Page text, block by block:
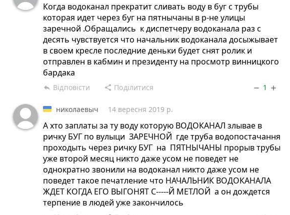
Когда водоканал прекратит сливать воду в буг с трубы
которая идет через буг на пятнычаны в р-не улицы
заречной .Обращались к диспетчеру водоканала раз с
десять чувствуется что начальник водоканала досыжывает
в своем кресле последние деньки будет снят ролик и
отправлен в кабмин и президенту на просмотр винницкого
бардака
reply Відповісти share Поділитися remove 1 add
николаевыч 14 вересня 2019 р.
А хто заплаты за ту воду которую ВОДОКАНАЛ злывае в
ричку БУГ по вулыци ЗАРЕЧНОЙ где труба водопостачання
проходыть через ричку БУГ на ПЯТНЫЧАНЫ прорыв трубы
уже второй месяц никто даже усом не поведет не
однократно звонили на водоканал никто даже усом не
поведет такое печатление что НАЧАЛЬНИК ВОДОКАНАЛА
ЖДЕТ КОГДА ЕГО ВЫГОНЯТ С-----Й МЕТЛОЙ а он дождется
терпение в людей уже закончилось